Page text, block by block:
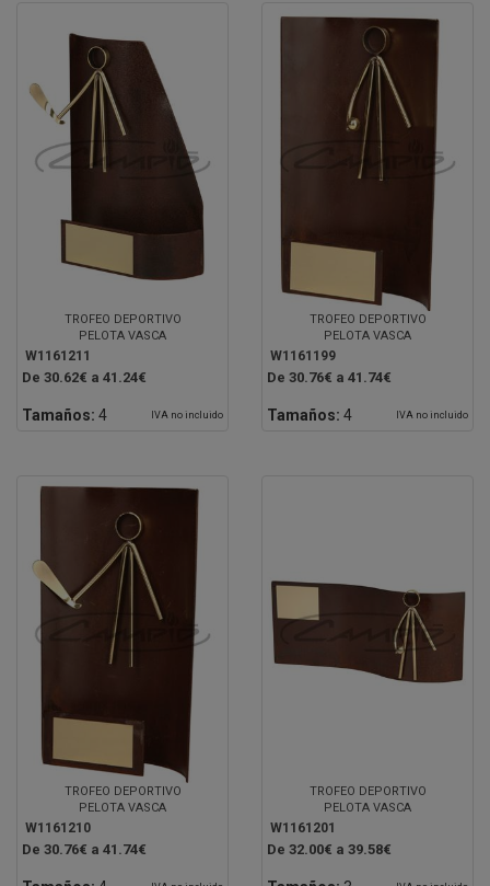
TROFEO DEPORTIVO
PELOTA VASCA
W1161211
De 30.62€ a 41.24€
Tamaños: 4 IVA no incluido
TROFEO DEPORTIVO
PELOTA VASCA
W1161199
De 30.76€ a 41.74€
Tamaños: 4 IVA no incluido
TROFEO DEPORTIVO
PELOTA VASCA
W1161210
De 30.76€ a 41.74€
TROFEO DEPORTIVO
PELOTA VASCA
W1161201
De 32.00€ a 39.58€